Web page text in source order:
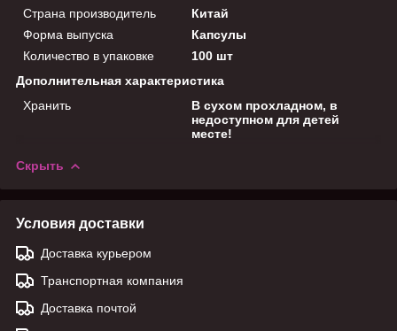
Страна производитель
Китай
Форма выпуска
Капсулы
Количество в упаковке
100 шт
Дополнительная характеристика
Хранить
В сухом прохладном, в
недоступном для детей
месте!
Скрыть
Условия доставки
Доставка курьером
Транспортная компания
Доставка почтой